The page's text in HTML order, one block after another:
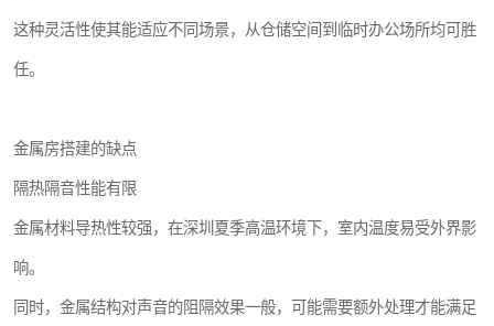
这种灵活性使其能适应不同场景，从仓储空间到临时办公场所均可胜
任。
金属房搭建的缺点
隔热隔音性能有限
金属材料导热性较强，在深圳夏季高温环境下，室内温度易受外界影
响。
同时，金属结构对声音的阻隔效果一般，可能需要额外处理才能满足